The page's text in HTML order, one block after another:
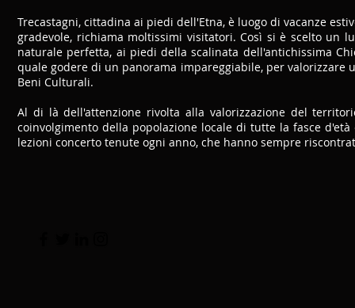
Trecastagni, cittadina ai piedi dell'Etna, è luogo di vacanze
gradevole, richiama moltissimi visitatori. Così si è scelto un
naturale perfetta, ai piedi della scalinata dell'antichissima
quale godere di un panorama impareggiabile, per
Beni Culturali.
Al di là dell'attenzione rivolta alla valorizzazione del
coinvolgimento della popolazione locale di tutte la fasce
lezioni concerto tenute ogni anno, che hanno sempre